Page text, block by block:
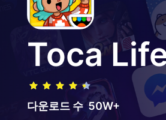
Toca
다운로드 수 50W+